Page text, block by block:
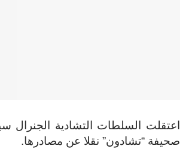
اعتقلت السلطات التشادية الجنرال
صحيفة “تشادون” نقلا عن مصادرها.